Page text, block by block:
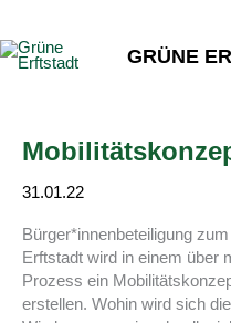
springen
GRÜNE
31.01.22
Bürger*innenbeteiligung
Erftstadt wird in einem über
Prozess ein
erstellen. Wohin wird sich